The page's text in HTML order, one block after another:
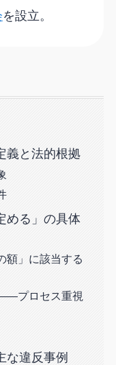
を設立。
と法的根拠
める」の具体
額」に該当する
プロセス重視
な違反事例